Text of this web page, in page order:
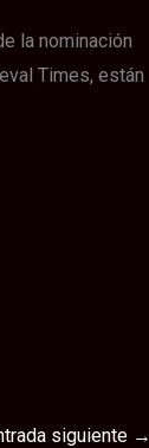
la nominación
Times, están
siguiente →